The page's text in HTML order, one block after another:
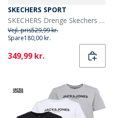
SKECHERS SPORT
SKECHERS Drenge Skechers Tri Namics 2.0 Sneakers Sort
Vejl. pris529,99 kr.
Spare180,00 kr.
Current
349,99 kr.